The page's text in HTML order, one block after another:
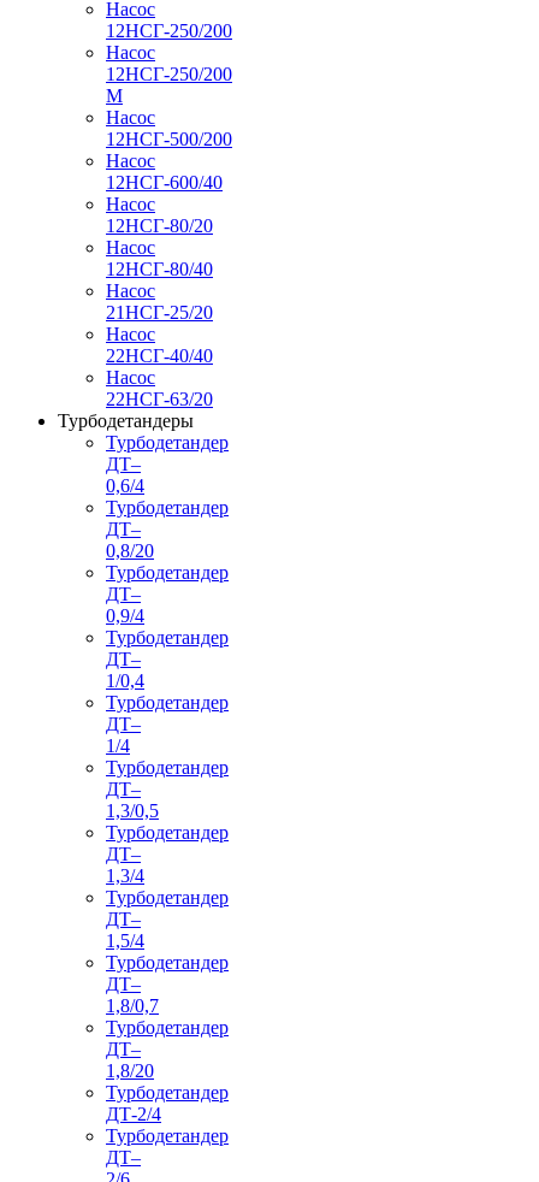
Насос
12НСГ-250/200
Насос
12НСГ-250/200
М
Насос
12НСГ-500/200
Насос
12НСГ-600/40
Насос
12НСГ-80/20
Насос
12НСГ-80/40
Насос
21НСГ-25/20
Насос
22НСГ-40/40
Насос
22НСГ-63/20
Турбодетандеры
Турбодетандер
ДТ–
0,6/4
Турбодетандер
ДТ–
0,8/20
Турбодетандер
ДТ–
0,9/4
Турбодетандер
ДТ–
1/0,4
Турбодетандер
ДТ–
1/4
Турбодетандер
ДТ–
1,3/0,5
Турбодетандер
ДТ–
1,3/4
Турбодетандер
ДТ–
1,5/4
Турбодетандер
ДТ–
1,8/0,7
Турбодетандер
ДТ–
1,8/20
Турбодетандер
ДТ-2/4
Турбодетандер
ДТ–